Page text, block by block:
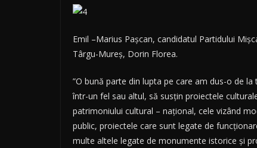
Emil –Marius Pașcan, candidatul Partidului
Târgu-Mureș, Dorin Florea.
”O bună parte din lupta pe care am dus-o de
într-un fel sau altul, să susțin proiectele
patrimoniului cultural – național, cele vizând
public, proiectele care sunt legate de
multe altele legate de monumente istorice și